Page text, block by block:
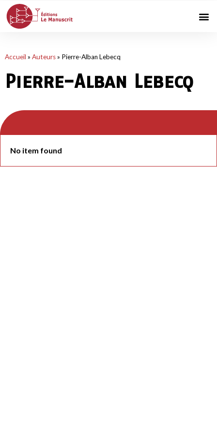
Accueil » Auteurs» Pierre-Alban Lebecq
Pierre-Alban Lebecq
No item found